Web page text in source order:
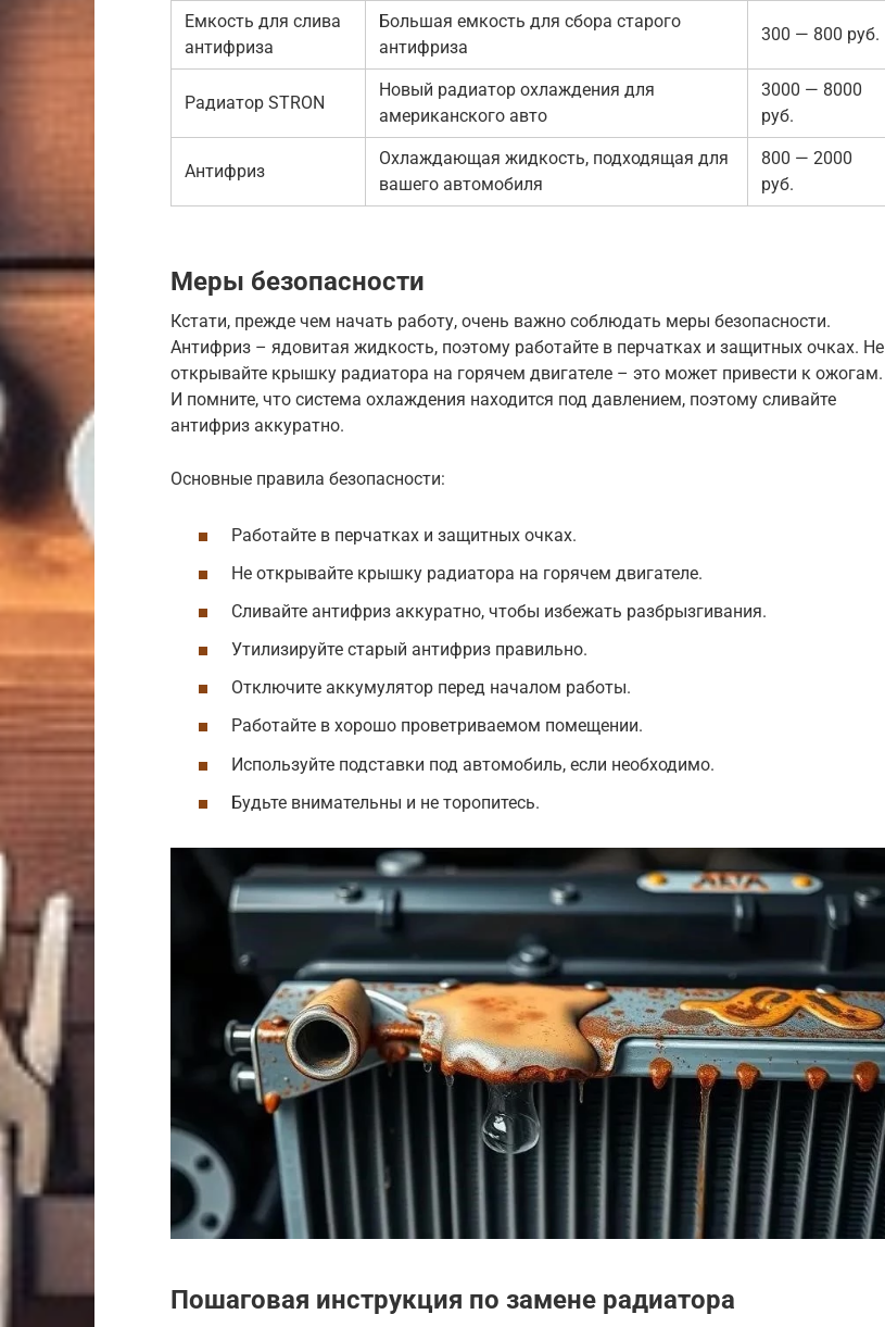
Емкость для слива
антифриза
Большая емкость для сбора старого
антифриза
300 — 800 руб.
Радиатор STRON
Новый радиатор охлаждения для
американского авто
3000 — 8000
руб.
Антифриз
Охлаждающая жидкость, подходящая для
вашего автомобиля
800 — 2000
руб.
Меры безопасности
Кстати, прежде чем начать работу, очень важно соблюдать меры безопасности.
Антифриз – ядовитая жидкость, поэтому работайте в перчатках и защитных очках. Не
открывайте крышку радиатора на горячем двигателе – это может привести к ожогам.
И помните, что система охлаждения находится под давлением, поэтому сливайте
антифриз аккуратно.
Основные правила безопасности:
Работайте в перчатках и защитных очках.
Не открывайте крышку радиатора на горячем двигателе.
Сливайте антифриз аккуратно, чтобы избежать разбрызгивания.
Утилизируйте старый антифриз правильно.
Отключите аккумулятор перед началом работы.
Работайте в хорошо проветриваемом помещении.
Используйте подставки под автомобиль, если необходимо.
Будьте внимательны и не торопитесь.
Пошаговая инструкция по замене радиатора